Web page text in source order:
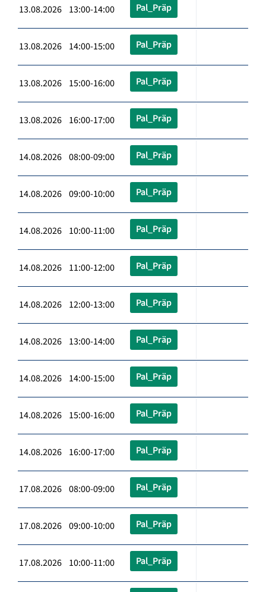
13.08.2026 13:00-14:00 Pal_Präp
13.08.2026 14:00-15:00 Pal_Präp
13.08.2026 15:00-16:00 Pal_Präp
13.08.2026 16:00-17:00 Pal_Präp
14.08.2026 08:00-09:00 Pal_Präp
14.08.2026 09:00-10:00 Pal_Präp
14.08.2026 10:00-11:00 Pal_Präp
14.08.2026 11:00-12:00 Pal_Präp
14.08.2026 12:00-13:00 Pal_Präp
14.08.2026 13:00-14:00 Pal_Präp
14.08.2026 14:00-15:00 Pal_Präp
14.08.2026 15:00-16:00 Pal_Präp
14.08.2026 16:00-17:00 Pal_Präp
17.08.2026 08:00-09:00 Pal_Präp
17.08.2026 09:00-10:00 Pal_Präp
17.08.2026 10:00-11:00 Pal_Präp